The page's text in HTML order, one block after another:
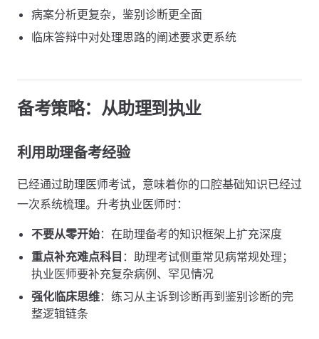
病案分析更复杂，鉴别诊断更全面
临床答辩中对处理思路的阐述要求更系统
备考策略：从助理到执业
利用助理备考经验
已经通过助理医师考试，意味着你的口腔基础知识已经过
一次系统梳理。升考执业医师时：
不要从零开始：在助理备考的知识框架上扩充深度
重点补充难点科目 ：助理考试侧重常见病常规处理；
执业医师要补充复杂病例、罕见情况
强化临床思维：练习从主诉到诊断再到鉴别诊断的完
整逻辑链条